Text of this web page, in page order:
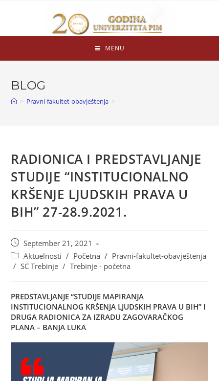
MENU
BLOG
> Pravni-fakultet-obavještenja >
RADIONICA I PREDSTAVLJANJE
STUDIJE “INSTITUCIONALNO
KRŠENJE LJUDSKIH PRAVA U
BIH” 27-28.9.2021.
September 21, 2021
Aktuelnosti / Početna / Pravni-fakultet-obavještenja
/ SC Trebinje / Trebinje - početna
PREDSTAVLJANJE “STUDIJE MAPIRANJA
INSTITUCIONALNOG KRŠENJA LJUDSKIH PRAVA U BIH” I
DRUGA RADIONICA ZA IZRADU ZAGOVARAČKOG
PLANA – BANJA LUKA